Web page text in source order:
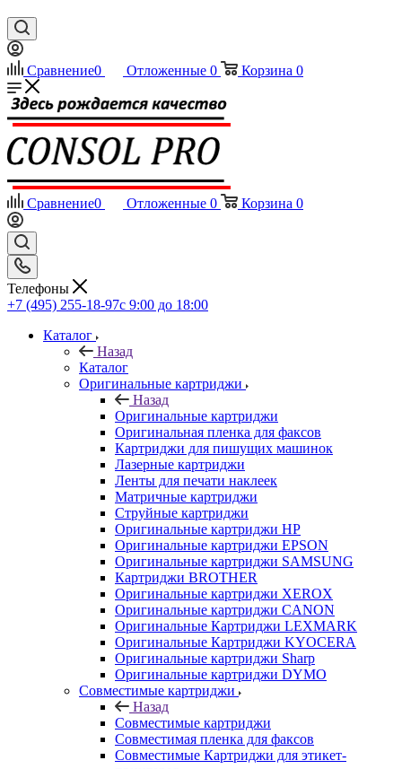
Сравнение0 Отложенные 0 Корзина 0
Сравнение0 Отложенные 0 Корзина 0
Телефоны
+7 (495) 255-18-97с 9:00 до 18:00
Каталог
Назад
Каталог
Оригинальные картриджи
Назад
Оригинальные картриджи
Оригинальная пленка для факсов
Картриджи для пишущих машинок
Лазерные картриджи
Ленты для печати наклеек
Матричные картриджи
Струйные картриджи
Оригинальные картриджи HP
Оригинальные картриджи EPSON
Оригинальные картриджи SAMSUNG
Картриджи BROTHER
Оригинальные картриджи XEROX
Оригинальные картриджи CANON
Оригинальные Картриджи LEXMARK
Оригинальные Картриджи KYOCERA
Оригинальные картриджи Sharp
Оригинальные картриджи DYMO
Совместимые картриджи
Назад
Совместимые картриджи
Совместимая пленка для факсов
Совместимые Картриджи для этикет-